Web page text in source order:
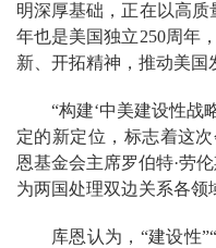
明深厚基础，正在以高
年也是美国独立250周年
新、开拓精神，推动美国
“构建‘中美建设性战
定的新定位，标志着这
恩基金会主席罗伯特·劳
为两国处理双边关系各领
库恩认为，“建设性